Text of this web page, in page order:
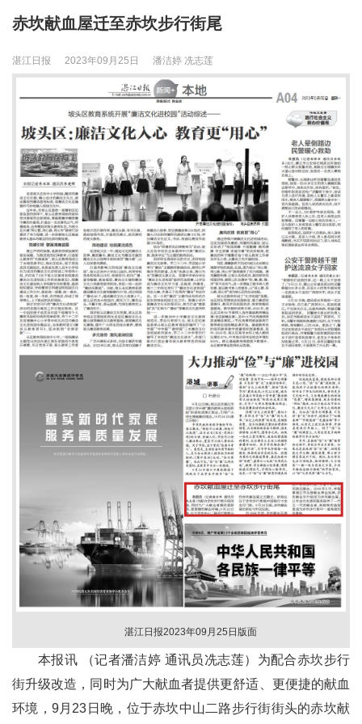
赤坎献血屋迁至赤坎步行街尾
湛江日报 2023年09月25日 潘洁婷 冼志莲
湛江日报2023年09月25日版面
本报讯 （记者潘洁婷 通讯员冼志莲）为配合赤坎步行
街升级改造，同时为广大献血者提供更舒适、更便捷的献血
环境，9月23日晚，位于赤坎中山二路步行街街头的赤坎献